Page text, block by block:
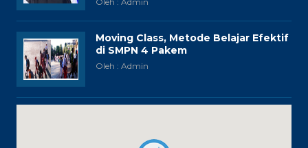
Moving Class, Metode Belajar Efektif
di SMPN 4 Pakem
Oleh : Admin